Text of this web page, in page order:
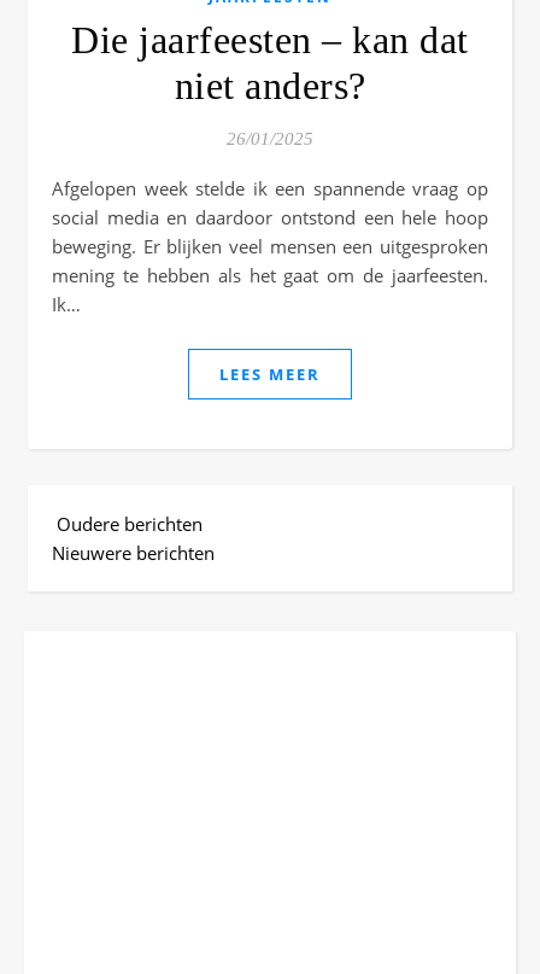
Die jaarfeesten – kan dat
niet anders?
26/01/2025
Afgelopen week stelde ik een spannende vraag op
social media en daardoor ontstond een hele hoop
beweging. Er blijken veel mensen een uitgesproken
mening te hebben als het gaat om de jaarfeesten.
Ik…
LEES MEER
Oudere berichten
Nieuwere berichten